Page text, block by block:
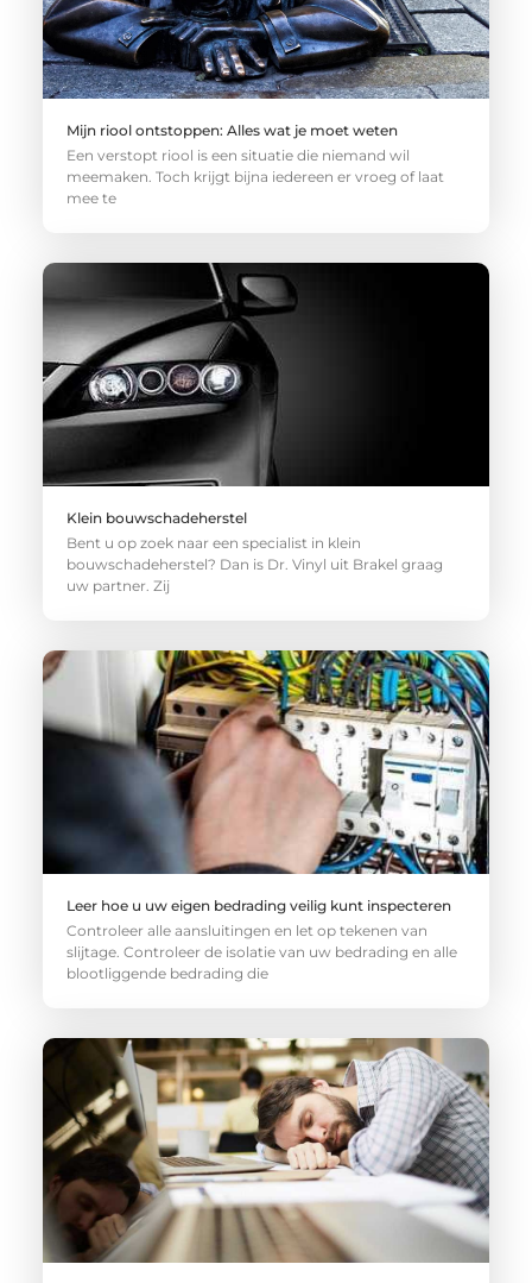
Mijn riool ontstoppen: Alles wat je moet weten
Een verstopt riool is een situatie die niemand wil
meemaken. Toch krijgt bijna iedereen er vroeg of laat
mee te
Klein bouwschadeherstel
Bent u op zoek naar een specialist in klein
bouwschadeherstel? Dan is Dr. Vinyl uit Brakel graag
uw partner. Zij
Leer hoe u uw eigen bedrading veilig kunt inspecteren
Controleer alle aansluitingen en let op tekenen van
slijtage. Controleer de isolatie van uw bedrading en alle
blootliggende bedrading die